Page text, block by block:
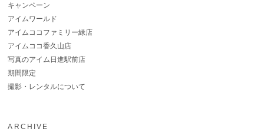
キャンペーン
アイムワールド
アイムココファミリー緑店
アイムココ香久山店
写真のアイム日進駅前店
期間限定
撮影・レンタルについて
ARCHIVE